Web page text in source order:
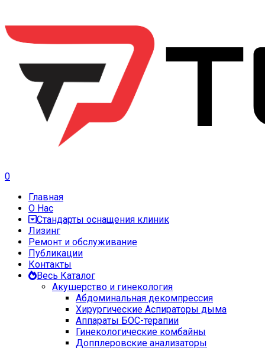
0
Главная
О Нас
Стандарты оснащения клиник
Лизинг
Ремонт и обслуживание
Публикации
Контакты
Весь Каталог
Акушерство и гинекология
Абдоминальная декомпрессия
Хирургические Аспираторы дыма
Аппараты БОС-терапии
Гинекологические комбайны
Допплеровские анализаторы